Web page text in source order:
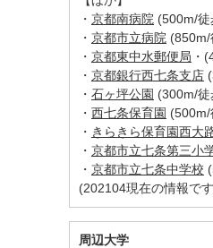
・ 京都南病院 (500m/徒
・ 京都市立病院 (850m/
・ 京都東中水郵便局 ・
・ 京都銀行西七条支店
・ 石ヶ坪公園 (300m/徒
・ 西七条保育園 (500m/
・ きらきら保育園西大
・ 京都市立七条第三小
・ 京都市立七条中学校
(202104現在の情報で
周辺大学